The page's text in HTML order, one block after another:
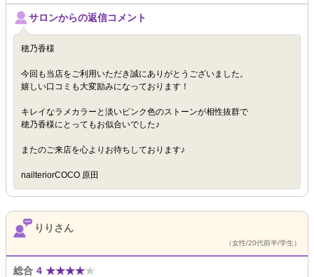
サロンからの返信コメント
穂乃香様
今回も当店をご利用いただき誠にありがとうございました。
嬉しい口コミも大変励みになっております！
キレイなラメカラーと淡いピンク色のストーンが相性抜群で
穂乃香様にとってもお似合いでした♪
またのご来店を心よりお待ちしております♪
nailteriorCOCO 原田
りりさん
（女性/20代前半/学生）
総合 4 ★★★★★